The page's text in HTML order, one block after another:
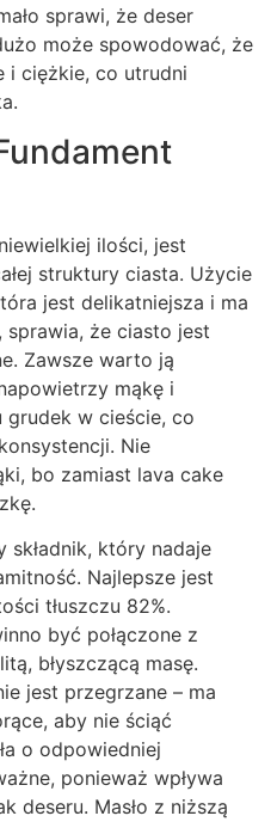
sprawi, że deser
może spowodować, że
i ciężkie, co utrudni
ilości, jest
struktury ciasta. Użycie
jest delikatniejsza i ma
że ciasto jest
Zawsze warto ją
mąkę i
grudek w cieście, co
Nie
bo zamiast lava cake
składnik, który nadaje
Najlepsze jest
tłuszczu 82%.
być połączone z
błyszczącą masę.
jest przegrzane – ma
aby nie ściąć
o odpowiedniej
ponieważ wpływa
deseru. Masło z niższą